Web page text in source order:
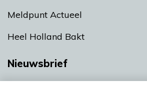
Meldpunt Actueel
Heel Holland Bakt
Nieuwsbrief